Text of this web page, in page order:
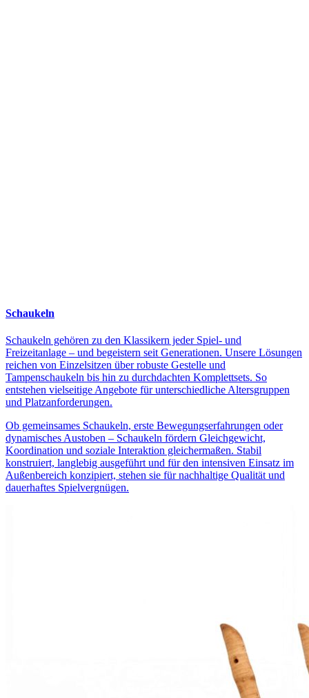
Schaukeln
Schaukeln gehören zu den Klassikern jeder Spiel- und
Freizeitanlage – und begeistern seit Generationen. Unsere Lösungen
reichen von Einzelsitzen über robuste Gestelle und
Tampenschaukeln bis hin zu durchdachten Komplettsets. So
entstehen vielseitige Angebote für unterschiedliche Altersgruppen
und Platzanforderungen.
Ob gemeinsames Schaukeln, erste Bewegungserfahrungen oder
dynamisches Austoben – Schaukeln fördern Gleichgewicht,
Koordination und soziale Interaktion gleichermaßen. Stabil
konstruiert, langlebig ausgeführt und für den intensiven Einsatz im
Außenbereich konzipiert, stehen sie für nachhaltige Qualität und
dauerhaftes Spielvergnügen.